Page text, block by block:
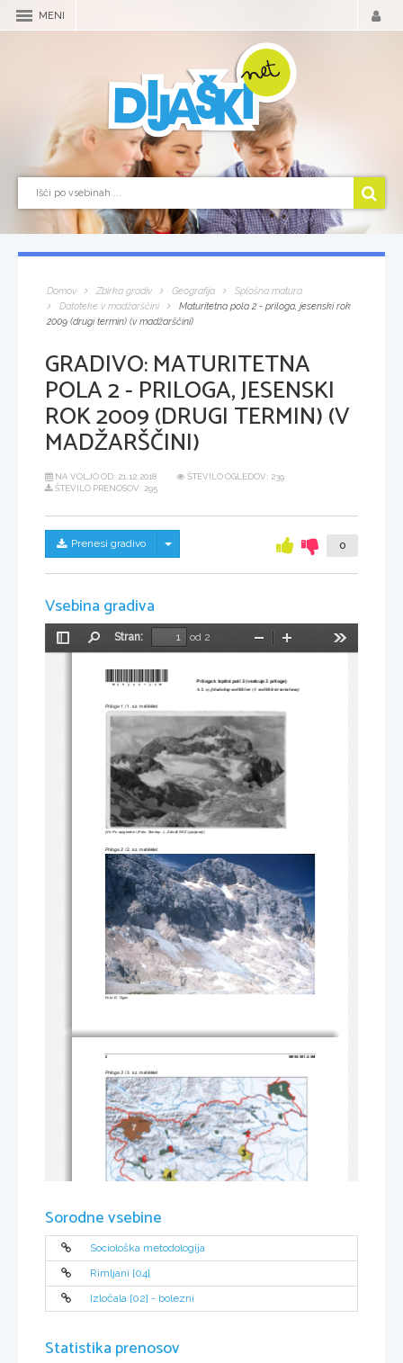
MENI
Domov Zbirka gradiv Geografija
Splošna matura
Datoteke v madžarščini
Maturitetna pola 2 - priloga, jesenski rok
2009 (drugi termin) (v madžarščini)
GRADIVO:MATURITETNA
POLA 2 - PRILOGA, JESENSKI
ROK 2009 (DRUGI TERMIN) (V
MADŽARŠČINI)
NA VOLJO OD: 21.12.2018
ŠTEVILO OGLEDOV: 239
ŠTEVILO PRENOSOV: 295
Prenesi gradivo Skrij/prikaži meni 0
Vsebina gradiva
Preklopi
Stran:
od 2
Pomanjšaj
Priloga k Izpitni poli 2 (vsebuje 3 priloge)
A 2. sz. feladatlap melléklete (3  mellékletet tartalmaz)
Priloga 1 / 1. sz. melléklet
(Vir: Po razglednici (Foto: Skerlep, J., Založil SKZ Ljubljana))
Priloga 2 / 2. sz. melléklet
Foto: D. Ogrin
2 M092-501-2-5M
Priloga 3 / 3. sz. melléklet
(Vir: Senega čnik, J., 2008: Slovenija 1, str. 116. Modrijan. Ljubljana)
Sorodne vsebine
Sociološka metodologija
Rimljani [04]
Izločala [02] - bolezni
Statistika prenosov